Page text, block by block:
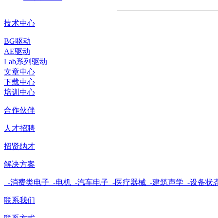
技术中心
BG驱动
AE驱动
Lab系列驱动
文章中心
下载中心
培训中心
合作伙伴
人才招聘
招贤纳才
解决方案
-消费类电子 -电机 -汽车电子 -医疗器械 -建筑声学 -设备状
联系我们